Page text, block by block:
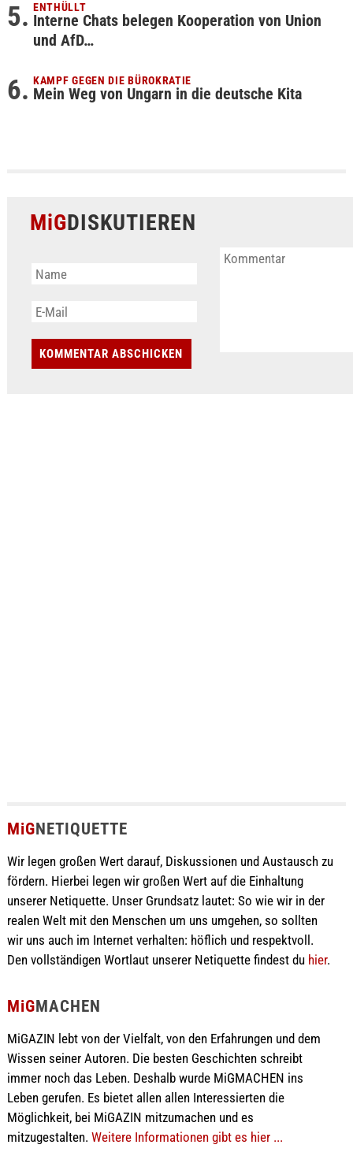
ENTHÜLLT
Interne Chats belegen Kooperation von Union
und AfD…
KAMPF GEGEN DIE BÜROKRATIE
Mein Weg von Ungarn in die deutsche Kita
MiGDISKUTIEREN
MiGNETIQUETTE
Wir legen großen Wert darauf, Diskussionen und Austausch zu
fördern. Hierbei legen wir großen Wert auf die Einhaltung
unserer Netiquette. Unser Grundsatz lautet: So wie wir in der
realen Welt mit den Menschen um uns umgehen, so sollten
wir uns auch im Internet verhalten: höflich und respektvoll.
Den vollständigen Wortlaut unserer Netiquette findest du hier.
MiGMACHEN
MiGAZIN lebt von der Vielfalt, von den Erfahrungen und dem
Wissen seiner Autoren. Die besten Geschichten schreibt
immer noch das Leben. Deshalb wurde MiGMACHEN ins
Leben gerufen. Es bietet allen allen Interessierten die
Möglichkeit, bei MiGAZIN mitzumachen und es
mitzugestalten. Weitere Informationen gibt es hier ...